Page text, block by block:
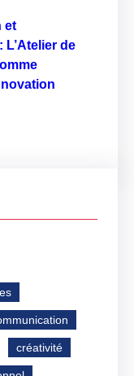
et
L’Atelier de
créativité